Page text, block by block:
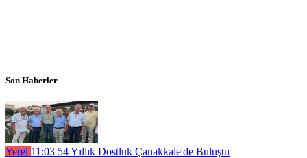
Son Haberler
Yerel 11:03 54 Yıllık Dostluk Çanakkale'de Buluştu